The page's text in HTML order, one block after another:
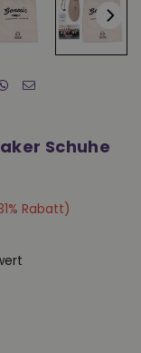
Schuhe
% Rabatt)